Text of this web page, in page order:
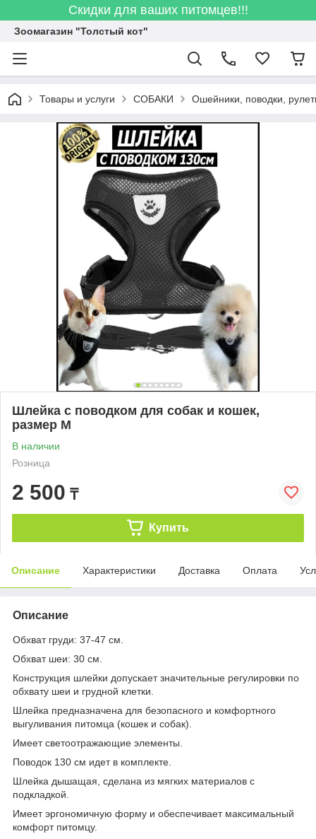
Скидки для ваших питомцев!!!
Зоомагазин "Толстый кот"
Товары и услуги СОБАКИ Ошейники, поводки,
Шлейка с поводком для собак и кошек,
размер М
В наличии
Розница
2 500 ₸
Купить
Описание Характеристики Доставка Оплата
Описание
Обхват груди: 37-47 см.
Обхват шеи: 30 см.
Конструкция шлейки допускает значительные регулировки по
обхвату шеи и грудной клетки.
Шлейка предназначена для безопасного и комфортного
выгуливания питомца (кошек и собак).
Имеет светоотражающие элементы.
Поводок 130 см идет в комплекте.
Шлейка дышащая, сделана из мягких материалов с
подкладкой.
Имеет эргономичную форму и обеспечивает максимальный
комфорт питомцу.